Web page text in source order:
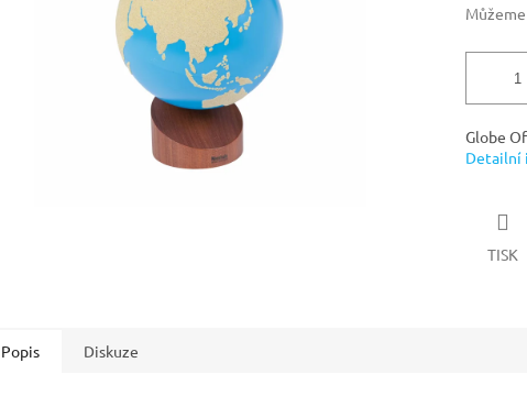
Globe
Detailní
TISK
Popis Diskuze